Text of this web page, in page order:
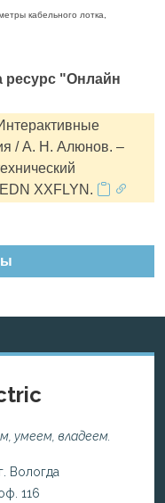
кабельного лотка,
ресурс "Онлайн
/ А. Н. Алюнов. –
XXFLYN.
умеем, владеем.
Вологда
116